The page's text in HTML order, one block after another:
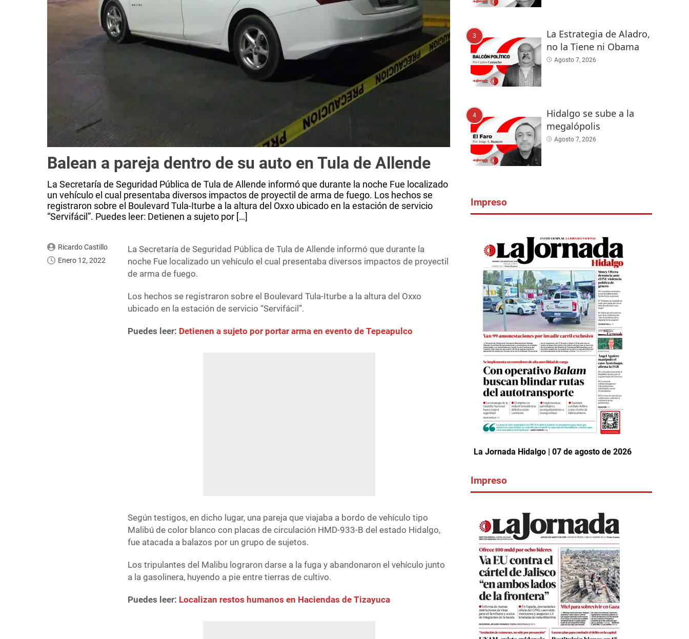
Balean a pareja dentro de su auto en Tula de Allende
La Secretaría de Seguridad Pública de Tula de Allende informó que durante la noche Fue localizado
un vehículo el cual presentaba diversos impactos de proyectil de arma de fuego. Los hechos se
registraron sobre el Boulevard Tula-Iturbe a la altura del Oxxo ubicado en la estación de servicio
“Servifácil”. Puedes leer: Detienen a sujeto por […]
Ricardo Castillo
Enero 12, 2022
La Secretaría de Seguridad Pública de Tula de Allende informó que durante la
noche Fue localizado un vehículo el cual presentaba diversos impactos de proyectil
de arma de fuego.
Los hechos se registraron sobre el Boulevard Tula-Iturbe a la altura del Oxxo
ubicado en la estación de servicio “Servifácil”.
Puedes leer: Detienen a sujeto por portar arma en evento de Tepeapulco
Según testigos, en dicho lugar, una pareja que viajaba a bordo de vehículo tipo
Malibú de color blanco con placas de circulación HMD-933-B del estado Hidalgo,
fue atacada a balazos por un grupo de sujetos.
Los tripulantes del Malibu lograron darse a la fuga y abandonaron el vehículo junto
a la gasolinera, huyendo a pie entre tierras de cultivo.
Puedes leer: Localizan restos humanos en Haciendas de Tizayuca
3
La Estrategia de Aladro,
no la Tiene ni Obama
Agosto 7, 2026
4
Hidalgo se sube a la
megalópolis
Agosto 7, 2026
Impreso
La Jornada Hidalgo | 07 de agosto de 2026
Impreso